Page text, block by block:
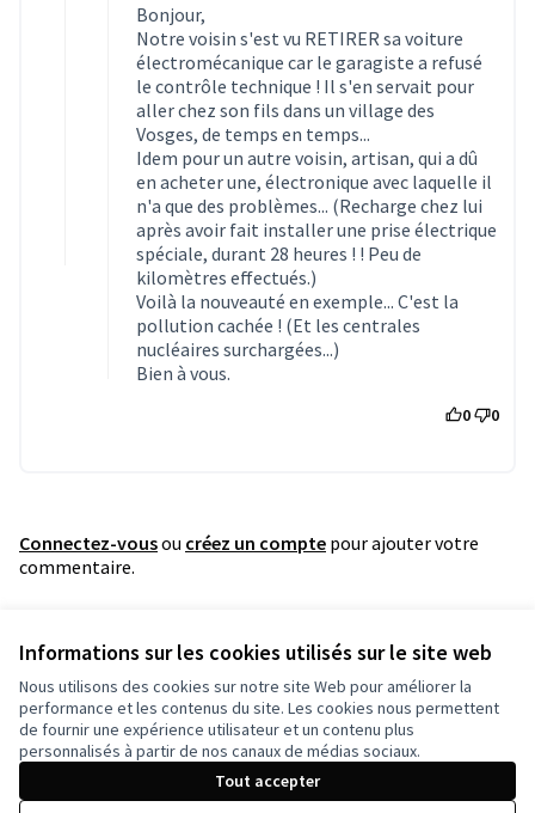
Informations sur les cookies utilisés sur le site web
Nous utilisons des cookies sur notre site Web pour améliorer la
performance et les contenus du site. Les cookies nous permettent
de fournir une expérience utilisateur et un contenu plus
personnalisés à partir de nos canaux de médias sociaux.
Tout accepter
Bonjour,
Notre voisin s'est vu RETIRER sa voiture
électromécanique car le garagiste a refusé
le contrôle technique ! Il s'en servait pour
aller chez son fils dans un village des
Vosges, de temps en temps...
Idem pour un autre voisin, artisan, qui a dû
en acheter une, électronique avec laquelle il
n'a que des problèmes... (Recharge chez lui
après avoir fait installer une prise électrique
spéciale, durant 28 heures ! ! Peu de
kilomètres effectués.)
Voilà la nouveauté en exemple... C'est la
pollution cachée ! (Et les centrales
nucléaires surchargées...)
Bien à vous.
0 0
Connectez-vousou créez un compte pour ajouter votre
commentaire.
Vérifiez l'empreinte numérique
Conditions d'utilisation
Paramètres des cookies